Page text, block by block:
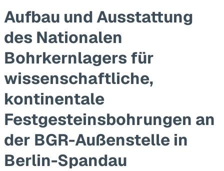
Aufbau und Ausstattung
des Nationalen
Bohrkernlagers für
wissenschaftliche,
kontinentale
Festgesteinsbohrungen an
der BGR-Außenstelle in
Berlin-Spandau